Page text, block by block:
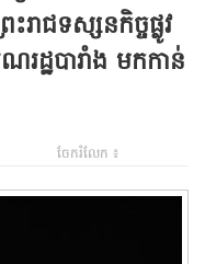
រាជទស្សនកិច្ចផ្លូវ
រដ្ឋបារាំង មកកាន់
ចែករំលែក ៖